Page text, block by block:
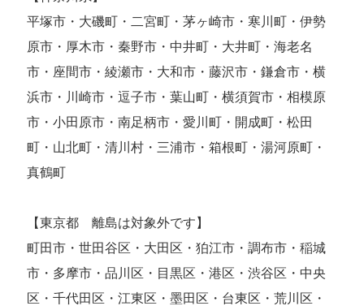
平塚市・大磯町・二宮町・茅ヶ崎市・寒川町・伊勢
原市・厚木市・秦野市・中井町・大井町・海老名
市・座間市・綾瀬市・大和市・藤沢市・鎌倉市・横
浜市・川崎市・逗子市・葉山町・横須賀市・相模原
市・小田原市・南足柄市・愛川町・開成町・松田
町・山北町・清川村・三浦市・箱根町・湯河原町・
真鶴町
【東京都 離島は対象外です】
町田市・世田谷区・大田区・狛江市・調布市・稲城
市・多摩市・品川区・目黒区・港区・渋谷区・中央
区・千代田区・江東区・墨田区・台東区・荒川区・